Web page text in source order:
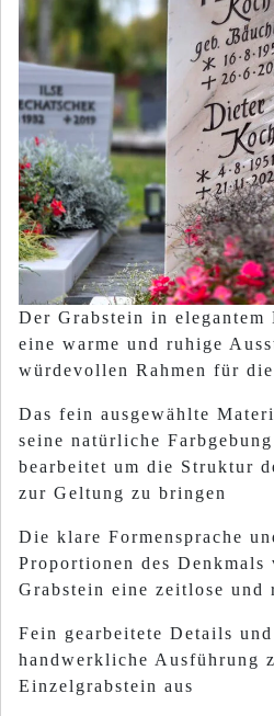
Der Grabstein in
eine warme und ruhige
würdevollen Rahmen für
Das fein ausgewählte
seine natürliche
bearbeitet um die Struktur
zur Geltung zu bringen
Die klare Formensprache
Proportionen des Denkmals
Grabstein eine zeitlose und
Fein gearbeitete Details
handwerkliche Ausführung
Einzelgrabstein aus